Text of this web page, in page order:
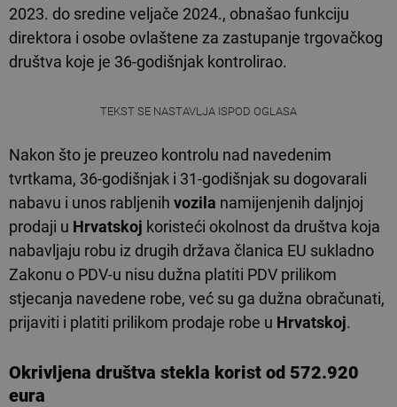
2023. do sredine veljače 2024., obnašao funkciju
direktora i osobe ovlaštene za zastupanje trgovačkog
društva koje je 36-godišnjak kontrolirao.
TEKST SE NASTAVLJA ISPOD OGLASA
Nakon što je preuzeo kontrolu nad navedenim
tvrtkama, 36-godišnjak i 31-godišnjak su dogovarali
nabavu i unos rabljenih vozila namijenjenih daljnjoj
prodaji u Hrvatskoj koristeći okolnost da društva koja
nabavljaju robu iz drugih država članica EU sukladno
Zakonu o PDV-u nisu dužna platiti PDV prilikom
stjecanja navedene robe, već su ga dužna obračunati,
prijaviti i platiti prilikom prodaje robe u Hrvatskoj.
Okrivljena društva stekla korist od 572.920
eura